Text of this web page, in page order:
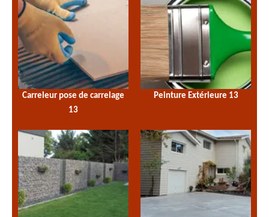
Carreleur pose de carrelage
13
Peinture Extérieure 13